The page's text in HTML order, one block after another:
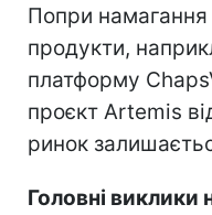
Попри намагання
продукти,
платформу
проєкт Artemis
ринок
Головні виклики